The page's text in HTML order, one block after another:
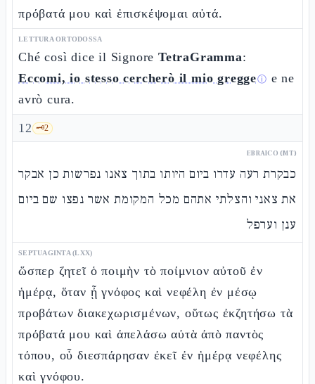
πρόβατά μου καὶ ἐπισκέψομαι αὐτά.
LETTURA ORTODOSSA
Ché così dice il Signore TetraGramma:
Eccomi, io stesso cercherò il mio greggeⓘ e ne
avrò cura.
12 🗝️2
EBRAICO (MT)
כבקרת רעה עדרו ביום היותו בתוך צאנו נפרשות כן אבקר
את צאני והצלתי אתהם מכל המקומת אשר נפצו שם ביום
ענן וערפל
SEPTUAGINTA (LXX)
ὥσπερ ζητεῖ ὁ ποιμὴν τὸ ποίμνιον αὐτοῦ ἐν
ἡμέρᾳ, ὅταν ᾖ γνόφος καὶ νεφέλη ἐν μέσῳ
προβάτων διακεχωρισμένων, οὕτως ἐκζητήσω τὰ
πρόβατά μου καὶ ἀπελάσω αὐτὰ ἀπὸ παντὸς
τόπου, οὗ διεσπάρησαν ἐκεῖ ἐν ἡμέρᾳ νεφέλης
καὶ γνόφου.